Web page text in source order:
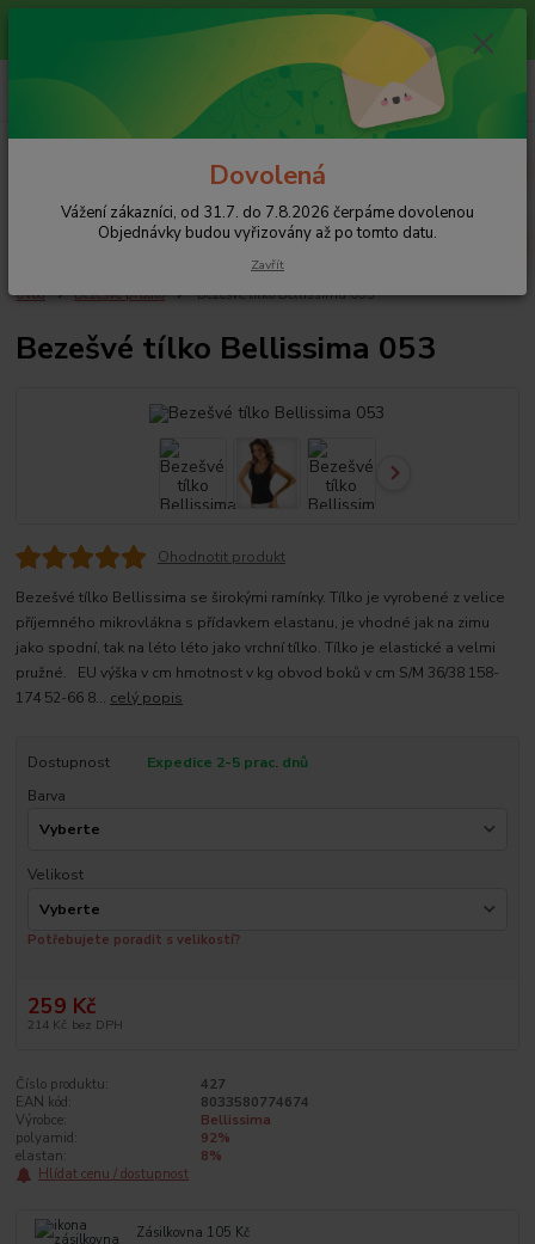
Vážení zákazníci, od 31.7. do 7.8.2026 čerpáme dovolenou
Objednávky budou vyřizovány až po tomto datu.
+420 608 754 282
pište email, pokud nezvedám tel.
Úvod Bezešvé prádlo Bezešvé tílko Bellissima 053
Bezešvé tílko Bellissima 053
Ohodnotit produkt
Bezešvé tílko Bellissima se širokými ramínky. Tílko je vyrobené z velice
příjemného mikrovlákna s přídavkem elastanu, je vhodné jak na zimu
jako spodní, tak na léto léto jako vrchní tílko. Tílko je elastické a velmi
pružné. EU výška v cm hmotnost v kg obvod boků v cm S/M 36/38 158-
174 52-66 8... celý popis
Dostupnost
Expedice 2-5 prac. dnů
Barva
Velikost
Potřebujete poradit s velikostí?
259 Kč
214 Kč bez DPH
Číslo produktu:
427
EAN kód:
8033580774674
Výrobce:
Bellissima
polyamid:
92%
elastan:
8%
Hlídat cenu / dostupnost
Zásilkovna 105 Kč
Dovolená
Vážení zákazníci, od 31.7. do 7.8.2026 čerpáme dovolenou
Objednávky budou vyřizovány až po tomto datu.
Zavřít